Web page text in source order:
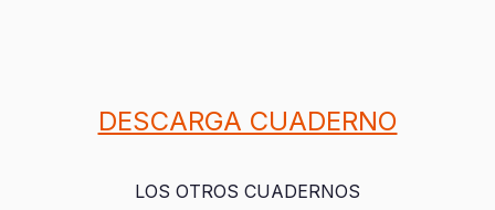
DESCARGA CUADERNO
LOS OTROS CUADERNOS